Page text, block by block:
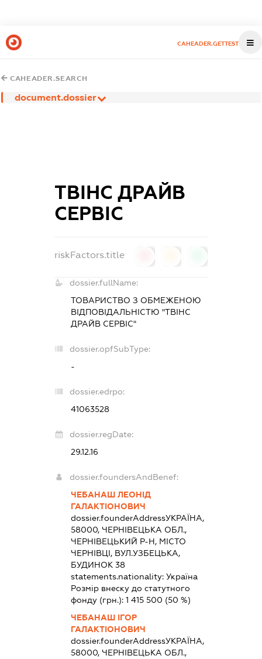
CAHEADER.GETTEST
CAHEADER.SEARCH
document.dossier
ТВІНС ДРАЙВ
СЕРВІС
riskFactors.title
dossier.fullName:
ТОВАРИСТВО З ОБМЕЖЕНОЮ
ВІДПОВІДАЛЬНІСТЮ "ТВІНС
ДРАЙВ СЕРВІС"
dossier.opfSubType:
-
dossier.edrpo:
41063528
dossier.regDate:
29.12.16
dossier.foundersAndBenef:
ЧЕБАНАШ ЛЕОНІД
ГАЛАКТІОНОВИЧ
dossier.founderAddressУКРАЇНА,
58000, ЧЕРНІВЕЦЬКА ОБЛ.,
ЧЕРНІВЕЦЬКИЙ Р-Н, МІСТО
ЧЕРНІВЦІ, ВУЛ.УЗБЕЦЬКА,
БУДИНОК 38
statements.nationality:Україна
Розмір внеску до статутного
фонду (грн.):1 415 500 (50 %)
ЧЕБАНАШ ІГОР
ГАЛАКТІОНОВИЧ
dossier.founderAddressУКРАЇНА,
58000, ЧЕРНІВЕЦЬКА ОБЛ.,